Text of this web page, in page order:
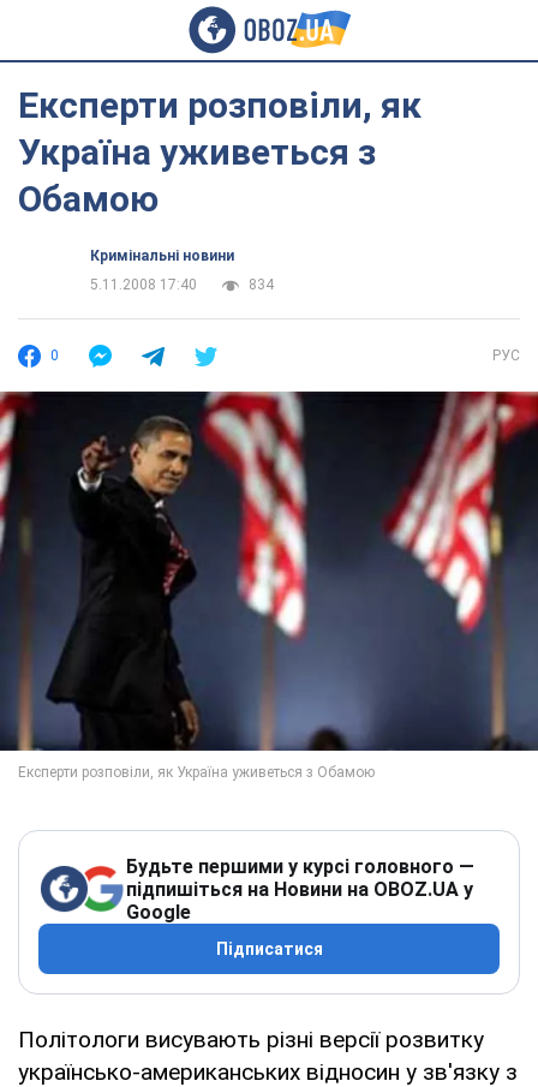
Експерти розповіли, як
Україна уживеться з
Обамою
Кримінальні новини
5.11.2008 17:40
834
0 РУС
Будьте першими у курсі головного —
підпишіться на Новини на OBOZ.UA у
Google
Підписатися
Політологи висувають різні версії розвитку
українсько-американських відносин у зв'язку з